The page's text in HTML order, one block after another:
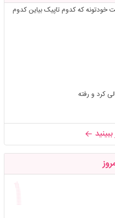
که کدوم تاپیک بیاین کدوم
کرد و رفته